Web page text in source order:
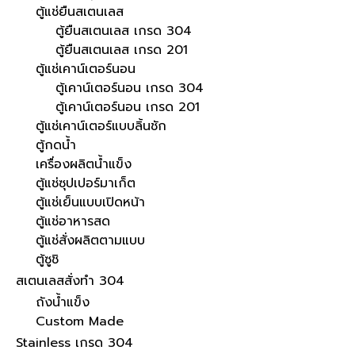
ตู้แช่ยืนสเตนเลส
ตู้ยืนสเตนเลส เกรด 304
ตู้ยืนสเตนเลส เกรด 201
ตู้แช่เคาน์เตอร์นอน
ตู้เคาน์เตอร์นอน เกรด 304
ตู้เคาน์เตอร์นอน เกรด 201
ตู้แช่เคาน์เตอร์แบบลิ้นชัก
ตู้กดน้ำ
เครื่องผลิตน้ำแข็ง
ตู้แช่ซุปเปอร์มาเก็ต
ตู้แช่เย็นแบบเปิดหน้า
ตู้แช่อาหารสด
ตู้แช่สั่งผลิตตามแบบ
ตู้ซูชิ
สเตนเลสสั่งทำ 304
ถังน้ำแข็ง
Custom Made
Stainless เกรด 304